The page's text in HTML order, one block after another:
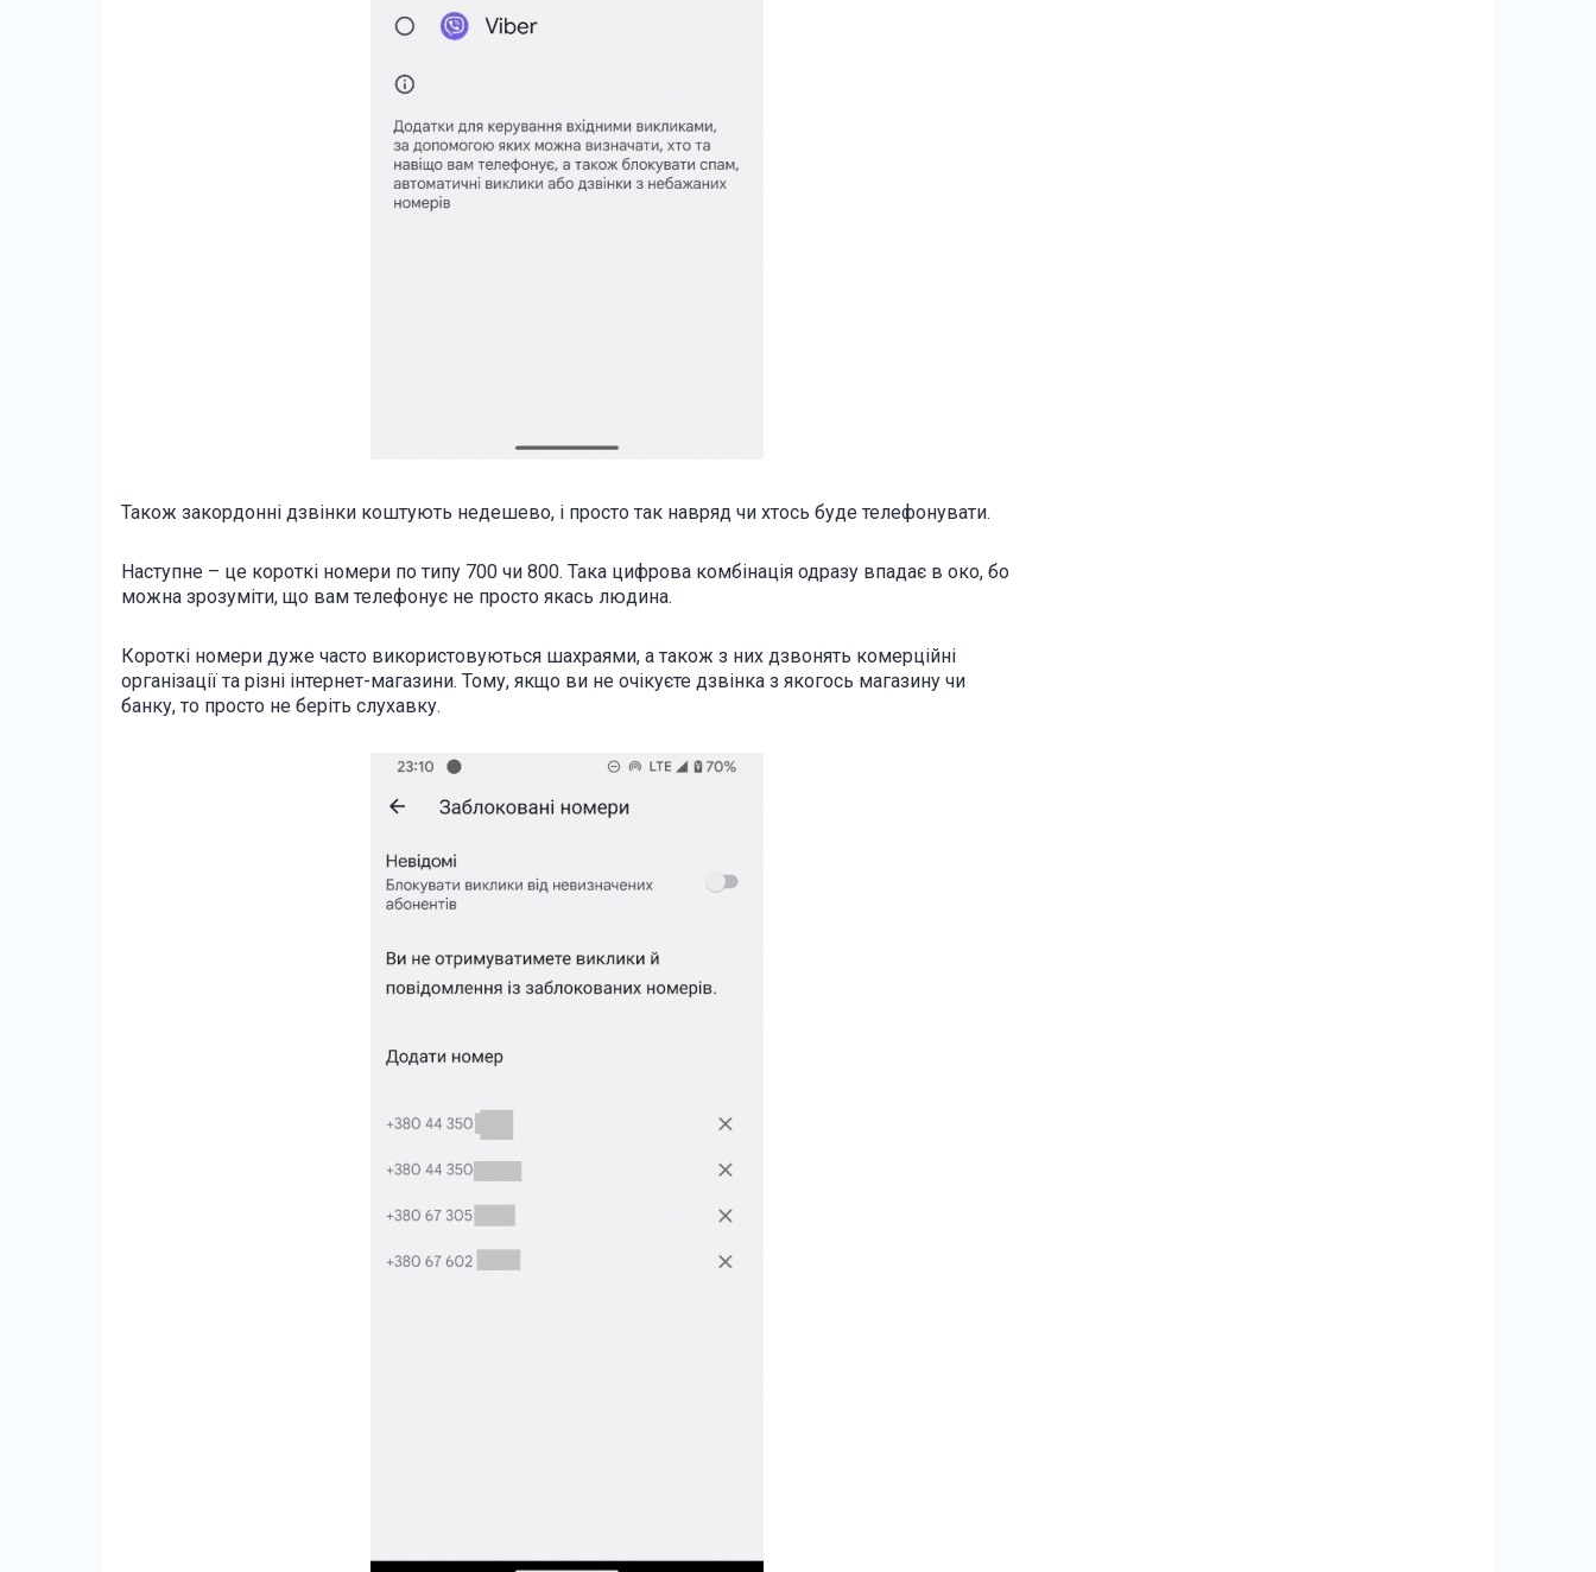
Також закордонні дзвінки коштують недешево, і просто так навряд чи хтось буде телефонувати.
Наступне – це короткі номери по типу 700 чи 800. Така цифрова комбінація одразу впадає в око, бо
можна зрозуміти, що вам телефонує не просто якась людина.
Короткі номери дуже часто використовуються шахраями, а також з них дзвонять комерційні
організації та різні інтернет-магазини. Тому, якщо ви не очікуєте дзвінка з якогось магазину чи
банку, то просто не беріть слухавку.